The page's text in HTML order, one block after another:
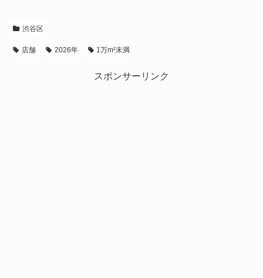
渋谷区
店舗 2026年 1万m²未満
スポンサーリンク